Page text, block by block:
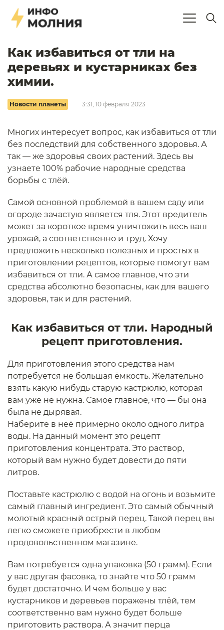
Как избавиться от тли на
деревьях и кустарниках без
химии.
Новости планеты 3:31, 10 февраля 2023
Многих интересует вопрос, как избавиться от тли
без последствий для собственного здоровья. А
так — же здоровья своих растений. Здесь вы
узнаете 100% рабочие народные средства
борьбы с тлёй.
Самой основной проблемой в вашем саду или
огороде зачастую является тля. Этот вредитель
может за короткое время уничтожить весь ваш
урожай, а соответственно и труд. Хочу
предложить несколько полезных и простых в
приготовлении рецептов, которые помогут вам
избавиться от тли. А самое главное, что эти
средства абсолютно безопасны, как для вашего
здоровья, так и для растений.
Как избавиться от тли. Народный
рецепт приготовления.
Для приготовления этого средства нам
потребуется не большая ёмкость. Желательно
взять какую нибудь старую кастрюлю, которая
вам уже не нужна. Самое главное, что — бы она
была не дырявая.
Наберите в неё примерно около одного литра
воды. На данный момент это рецепт
приготовления концентрата. Это раствор,
который вам нужно будет довести до пяти
литров.
Поставьте кастрюлю с водой на огонь и возьмите
самый главный ингредиент. Это самый обычный
молотый красный острый перец. Такой перец вы
легко сможете приобрести в любом
продовольственном магазине.
Вам потребуется одна упаковка (50 грамм). Если
у вас другая фасовка, то знайте что 50 грамм
будет достаточно. И чем больше у вас
кустарников и деревьев поражены тлёй, тем
соответственно вам нужно будет больше
приготовить раствора. А значит перца